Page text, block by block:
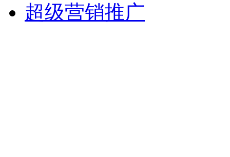
超级营销推广